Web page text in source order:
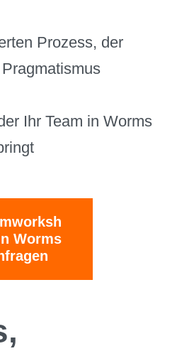
Prozess, der
Ihr Team in Worms
Worms